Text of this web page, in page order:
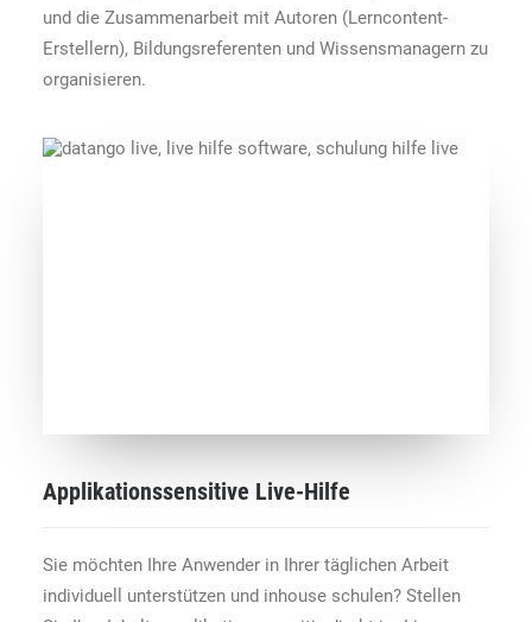
und die Zusammenarbeit mit Autoren (Lerncontent-
Erstellern), Bildungsreferenten und Wissensmanagern zu
organisieren.
Applikationssensitive Live-Hilfe
Sie möchten Ihre Anwender in Ihrer täglichen Arbeit
individuell unterstützen und inhouse schulen? Stellen